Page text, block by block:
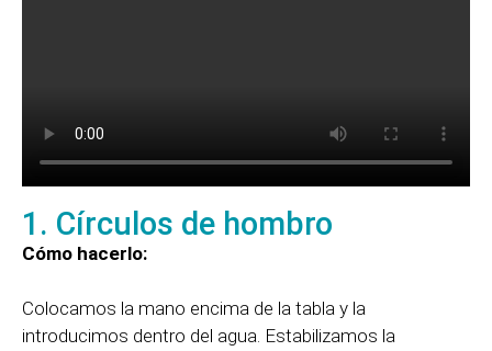
1. Círculos de hombro
Cómo hacerlo:
Colocamos la mano encima de la tabla y la
introducimos dentro del agua. Estabilizamos la